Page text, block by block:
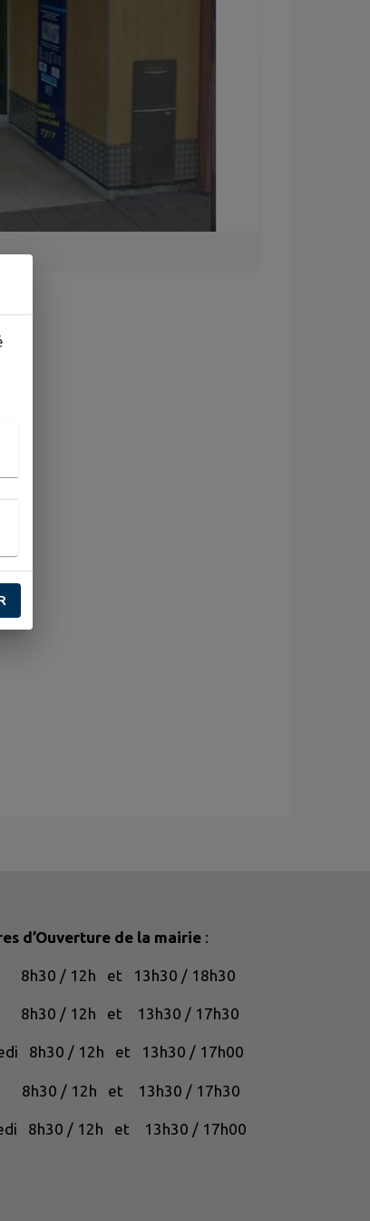
d’Ouverture de la mairie :
/ 12h et 13h30 / 18h30
8h30 / 12h et 13h30 / 17h30
8h30 / 12h et 13h30 / 17h00
/ 12h et 13h30 / 17h30
8h30 / 12h et 13h30 / 17h00